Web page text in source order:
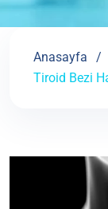
Anasayfa
Tiroid Bezi